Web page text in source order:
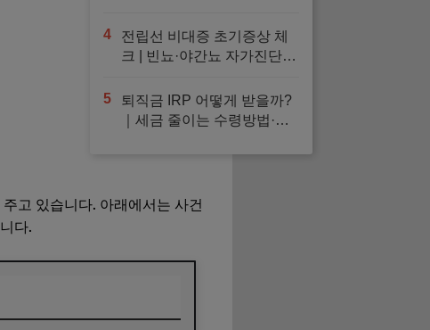
고 있습니다. 아래에서는 사건
다.
4
전립선 비대증 초기증상 체
크 | 빈뇨·야간뇨 자가진단과
5
퇴직금 IRP 어떻게 받을까?
｜세금 줄이는 수령방법·해